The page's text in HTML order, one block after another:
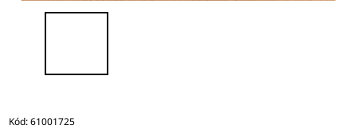
Kód:61001725